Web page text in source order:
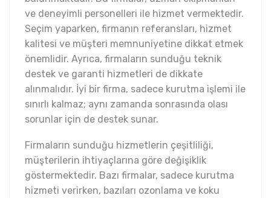
ve deneyimli personelleri ile hizmet vermektedir.
Seçim yaparken, firmanın referansları, hizmet
kalitesi ve müşteri memnuniyetine dikkat etmek
önemlidir. Ayrıca, firmaların sunduğu teknik
destek ve garanti hizmetleri de dikkate
alınmalıdır. İyi bir firma, sadece kurutma işlemi ile
sınırlı kalmaz; aynı zamanda sonrasında olası
sorunlar için de destek sunar.
Firmaların sunduğu hizmetlerin çeşitliliği,
müşterilerin ihtiyaçlarına göre değişiklik
göstermektedir. Bazı firmalar, sadece kurutma
hizmeti verirken, bazıları ozonlama ve koku